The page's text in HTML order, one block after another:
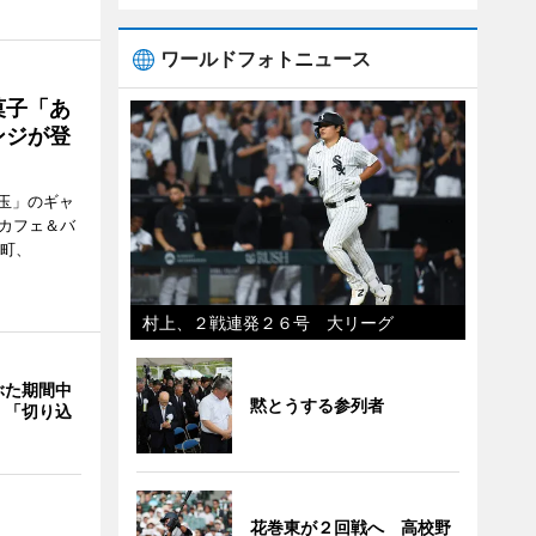
「あ
が登
」のギャ
フェ＆バ
、
期間中
切り込
ワールドフォトニュース
村上、２戦連発２６号 大リーグ
黙とうする参列者
花巻東が２回戦へ 高校野